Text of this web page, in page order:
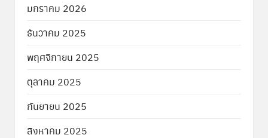
มกราคม 2026
ธันวาคม 2025
พฤศจิกายน 2025
ตุลาคม 2025
กันยายน 2025
สิงหาคม 2025